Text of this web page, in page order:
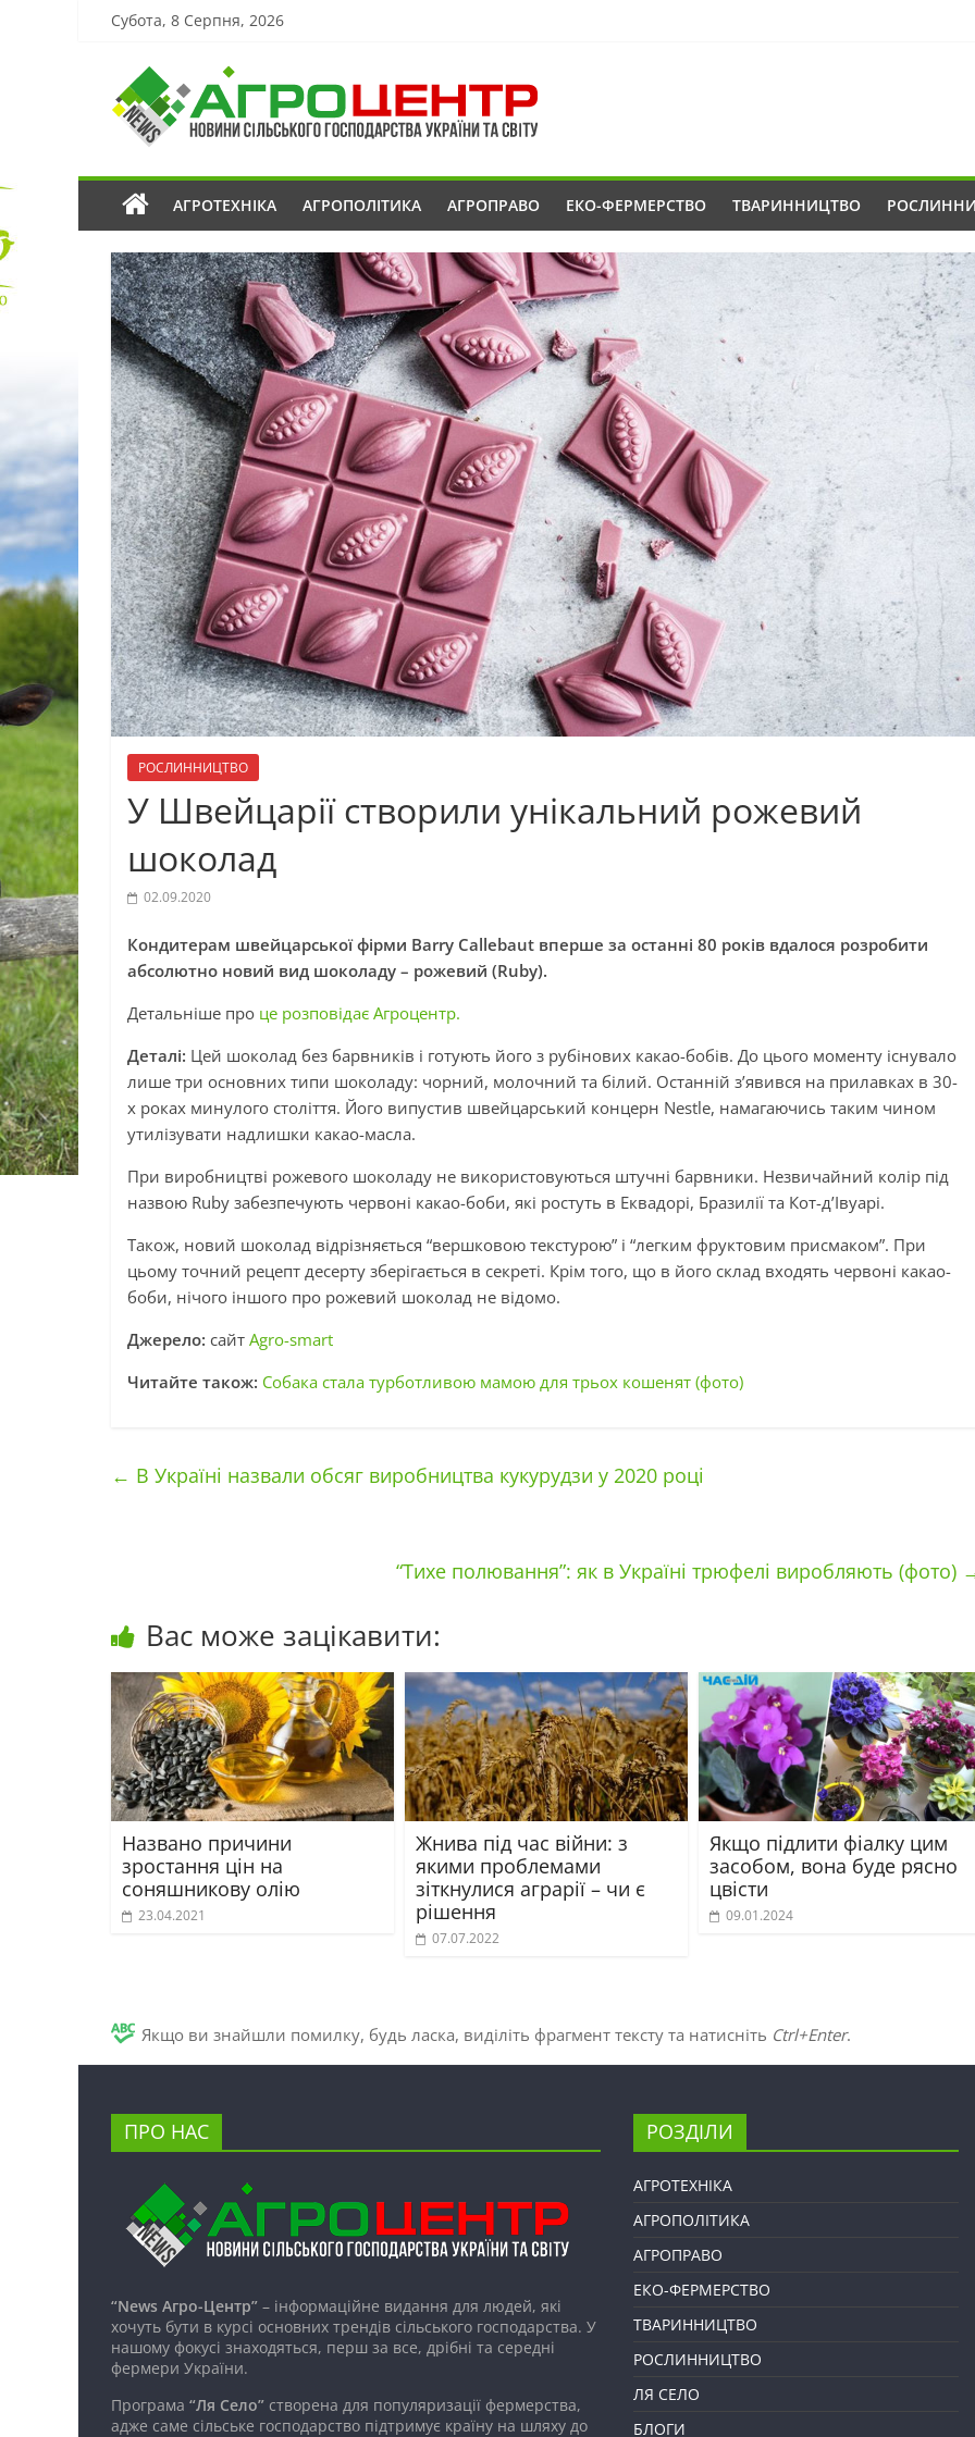
Субота, 8 Серпня, 2026
АГРОТЕХНІКА АГРОПОЛІТИКА АГРОПРАВО ЕКО-ФЕРМЕРСТВО ТВАРИННИЦТВО
РОСЛИННИЦТВО
У Швейцарії створили унікальний рожевий
шоколад
02.09.2020
Кондитерам швейцарської фірми Barry Callebaut вперше за останні 80 років вдалося розробити
абсолютно новий вид шоколаду – рожевий (Ruby).
Детальніше про це розповідає Агроцентр.
Деталі: Цей шоколад без барвників і готують його з рубінових какао-бобів. До цього моменту існувало
лише три основних типи шоколаду: чорний, молочний та білий. Останній з’явився на прилавках в 30-
х роках минулого століття. Його випустив швейцарський концерн Nestle, намагаючись таким чином
утилізувати надлишки какао-масла.
При виробництві рожевого шоколаду не використовуються штучні барвники. Незвичайний колір під
назвою Ruby забезпечують червоні какао-боби, які ростуть в Еквадорі, Бразилії та Кот-д’Івуарі.
Також, новий шоколад відрізняється “вершковою текстурою” і “легким фруктовим присмаком”. При
цьому точний рецепт десерту зберігається в секреті. Крім того, що в його склад входять червоні какао-
боби, нічого іншого про рожевий шоколад не відомо.
Джерело: сайт Agro-smart
Читайте також: Собака стала турботливою мамою для трьох кошенят (фото)
← В Україні назвали обсяг виробництва кукурудзи у 2020 році
“Тихе полювання”: як в Україні трюфелі виробляють (фото)
Вас може зацікавити:
Названо причини
зростання цін на
соняшникову олію
23.04.2021
Жнива під час війни: з
якими проблемами
зіткнулися аграрії – чи є
рішення
07.07.2022
Якщо підлити фіалку цим
засобом, вона буде рясно
цвісти
09.01.2024
Якщо ви знайшли помилку, будь ласка, виділіть фрагмент тексту та натисніть Ctrl+Enter.
ПРО НАС
“News Агро-Центр” – інформаційне видання для людей, які
хочуть бути в курсі основних трендів сільського господарства. У
нашому фокусі знаходяться, перш за все, дрібні та середні
фермери України.
Програма “Ля Село” створена для популяризації фермерства,
адже саме сільське господарство підтримує країну на шляху до
РОЗДІЛИ
АГРОТЕХНІКА
АГРОПОЛІТИКА
АГРОПРАВО
ЕКО-ФЕРМЕРСТВО
ТВАРИННИЦТВО
РОСЛИННИЦТВО
ЛЯ СЕЛО
БЛОГИ